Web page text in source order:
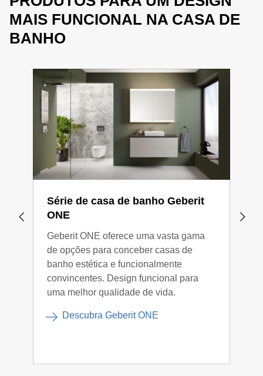
MAIS FUNCIONAL NA CASA DE
BANHO
Série de casa de banho Geberit
ONE
Geberit ONE oferece uma vasta gama
de opções para conceber casas de
banho estética e funcionalmente
convincentes. Design funcional para
uma melhor qualidade de vida.
Descubra Geberit ONE